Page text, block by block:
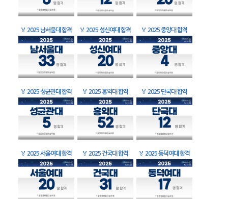
🏅 2025 남서울대 합격 🏅 2025 성신여대 합격 🏅 2025 중앙대 합격
🏅 2025 성균관대 합격 🏅 2025 홍익대 합격 🏅 2025 단국대 합격
🏅 2025 서울여대 합격 🏅 2025 건국대 합격 🏅 2025 동덕여대 합격